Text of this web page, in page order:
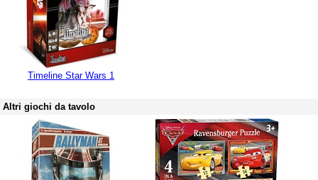
Timeline Star Wars 1
Altri giochi da tavolo